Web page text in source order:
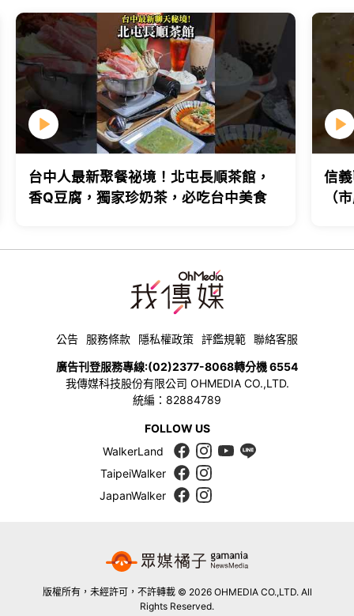
台中人最新聚餐祕境！北屯長順茶館，
香Q豆腐，獨家珍奶茶，必吃台中美食
信
（
公告 服務條款 隱私權政策 評鑑規範 聯絡客服
廣告刊登服務專線:(02)2377-8068轉分機 6554
我傳媒科技股份有限公司 OHMEDIA CO.,LTD.
統編：82884789
FOLLOW US
WalkerLand
TaipeiWalker
JapanWalker
版權所有，未經許可，不許轉載 © 2026 OHMEDIA CO.,LTD. All
Rights Reserved.